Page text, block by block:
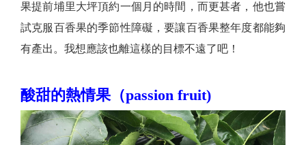
果提前埔里大坪頂約一個月的時間，而更甚者，他也嘗
試克服百香果的季節性障礙，要讓百香果整年度都能夠
有產出。我想應該也離這樣的目標不遠了吧！
酸甜的熱情果（passion fruit)